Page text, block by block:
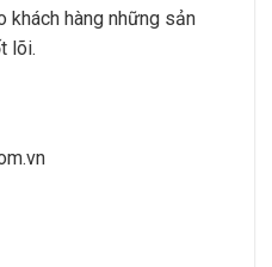
khách hàng những sản
lõi.